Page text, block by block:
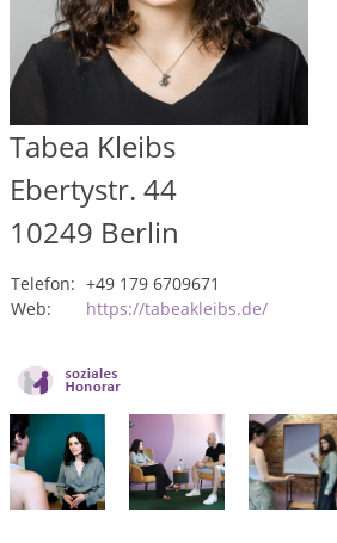
Tabea Kleibs
Ebertystr. 44
10249 Berlin
Telefon: +49 179 6709671
Web:
https://tabeakleibs.de/